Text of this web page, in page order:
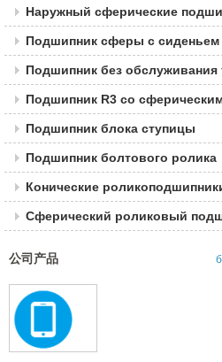
Наружный сферические
Подшипник сферы с сиденьем
Подшипник без обслуживания
Подшипник R3 со
Подшипник блока ступицы
Подшипник болтового ролика
Конические
Сферический роликовый
公司产品